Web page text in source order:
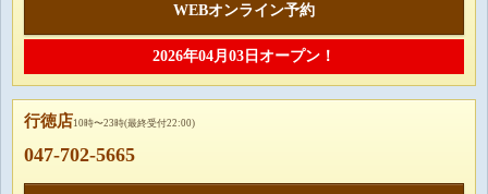
WEBオンライン予約
2026年04月03日オープン！
行徳店10時〜23時(最終受付22:00)
047-702-5665